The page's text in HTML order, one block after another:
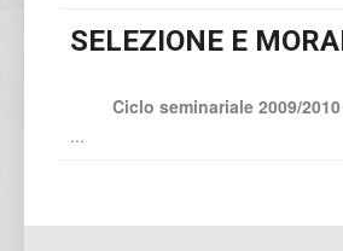
SELEZIONE E
Ciclo seminariale 2009/
...